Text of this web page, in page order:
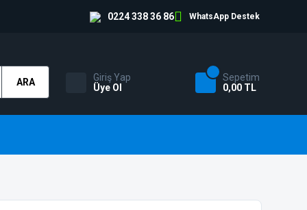
0224 338 36 86 WhatsApp Destek
ARA
Giriş Yap
Üye Ol
Sepetim
0,00 TL